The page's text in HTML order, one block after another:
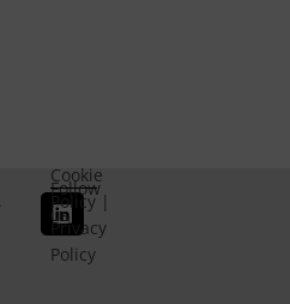
Follow
us
Cookie
Policy|
Privacy
Policy